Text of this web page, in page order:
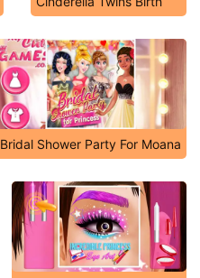
Bridal Shower Party For Moana